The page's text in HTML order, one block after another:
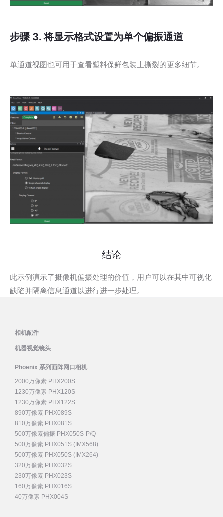
步骤 3. 将显示格式设置为单个偏振通道
单通道视图也可用于查看塑料保鲜包装上撕裂的更多细节。
结论
此示例演示了摄像机偏振处理的价值，用户可以在其中可视化
缺陷并隔离信息通道以进行进一步处理。
相机配件
机器视觉镜头
Phoenix 系列面阵网口相机
2000万像素 PHX200S
1230万像素 PHX120S
1230万像素 PHX122S
890万像素 PHX089S
810万像素 PHX081S
500万像素偏振 PHX050S-P/Q
500万像素 PHX051S (IMX568)
500万像素 PHX050S (IMX264)
320万像素 PHX032S
230万像素 PHX023S
160万像素 PHX016S
40万像素 PHX004S